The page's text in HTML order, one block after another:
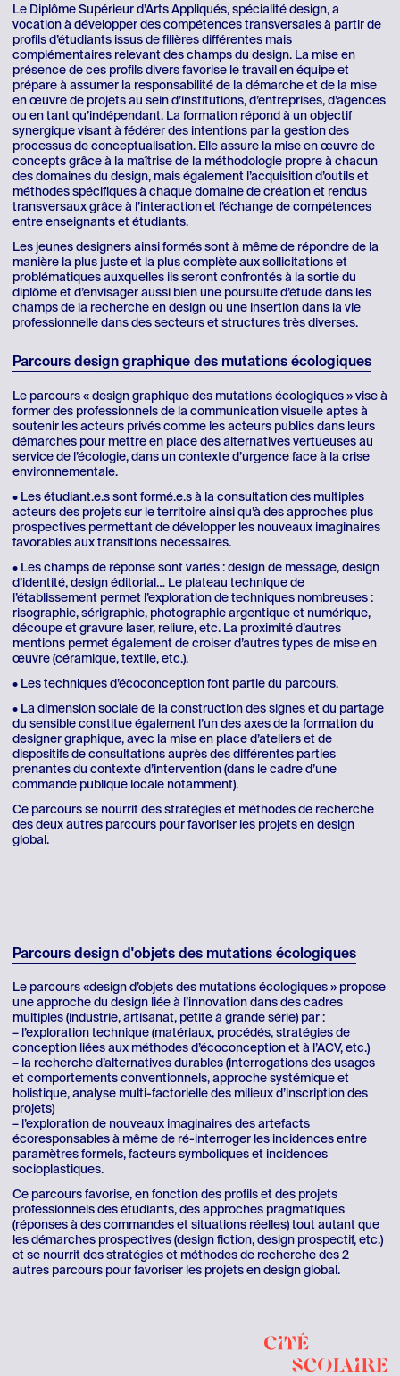
Le Diplôme Supérieur d’Arts Appliqués, spécialité design, a
vocation à développer des compétences transversales à partir de
profils d’étudiants issus de filières différentes mais
complémentaires relevant des champs du design. La mise en
présence de ces profils divers favorise le travail en équipe et
prépare à assumer la responsabilité de la démarche et de la mise
en œuvre de projets au sein d’institutions, d’entreprises, d’agences
ou en tant qu’indépendant. La formation répond à un objectif
synergique visant à fédérer des intentions par la gestion des
processus de conceptualisation. Elle assure la mise en œuvre de
concepts grâce à la maîtrise de la méthodologie propre à chacun
des domaines du design, mais également l’acquisition d’outils et
méthodes spécifiques à chaque domaine de création et rendus
transversaux grâce à l’interaction et l’échange de compétences
entre enseignants et étudiants.
Les jeunes designers ainsi formés sont à même de répondre de la
manière la plus juste et la plus complète aux sollicitations et
problématiques auxquelles ils seront confrontés à la sortie du
diplôme et d’envisager aussi bien une poursuite d’étude dans les
champs de la recherche en design ou une insertion dans la vie
professionnelle dans des secteurs et structures très diverses.
Parcours design graphique des mutations écologiques
Le parcours « design graphique des mutations écologiques » vise à
former des professionnels de la communication visuelle aptes à
soutenir les acteurs privés comme les acteurs publics dans leurs
démarches pour mettre en place des alternatives vertueuses au
service de l’écologie, dans un contexte d’urgence face à la crise
environnementale.
• Les étudiant.e.s sont formé.e.s à la consultation des multiples
acteurs des projets sur le territoire ainsi qu’à des approches plus
prospectives permettant de développer les nouveaux imaginaires
favorables aux transitions nécessaires.
• Les champs de réponse sont variés : design de message, design
d’identité, design éditorial… Le plateau technique de
l’établissement permet l’exploration de techniques nombreuses :
risographie, sérigraphie, photographie argentique et numérique,
découpe et gravure laser, reliure, etc. La proximité d’autres
mentions permet également de croiser d’autres types de mise en
œuvre (céramique, textile, etc.).
• Les techniques d’écoconception font partie du parcours.
• La dimension sociale de la construction des signes et du partage
du sensible constitue également l’un des axes de la formation du
designer graphique, avec la mise en place d’ateliers et de
dispositifs de consultations auprès des différentes parties
prenantes du contexte d’intervention (dans le cadre d’une
commande publique locale notamment).
Ce parcours se nourrit des stratégies et méthodes de recherche
des deux autres parcours pour favoriser les projets en design
global.
Parcours design d'objets des mutations écologiques
Le parcours «design d’objets des mutations écologiques » propose
une approche du design liée à l’innovation dans des cadres
multiples (industrie, artisanat, petite à grande série) par :
– l’exploration technique (matériaux, procédés, stratégies de
conception liées aux méthodes d’écoconception et à l’ACV, etc.)
– la recherche d’alternatives durables (interrogations des usages
et comportements conventionnels, approche systémique et
holistique, analyse multi-factorielle des milieux d’inscription des
projets)
– l’exploration de nouveaux imaginaires des artefacts
écoresponsables à même de ré-interroger les incidences entre
paramètres formels, facteurs symboliques et incidences
socioplastiques.
Ce parcours favorise, en fonction des profils et des projets
professionnels des étudiants, des approches pragmatiques
(réponses à des commandes et situations réelles) tout autant que
les démarches prospectives (design fiction, design prospectif, etc.)
et se nourrit des stratégies et méthodes de recherche des 2
autres parcours pour favoriser les projets en design global.